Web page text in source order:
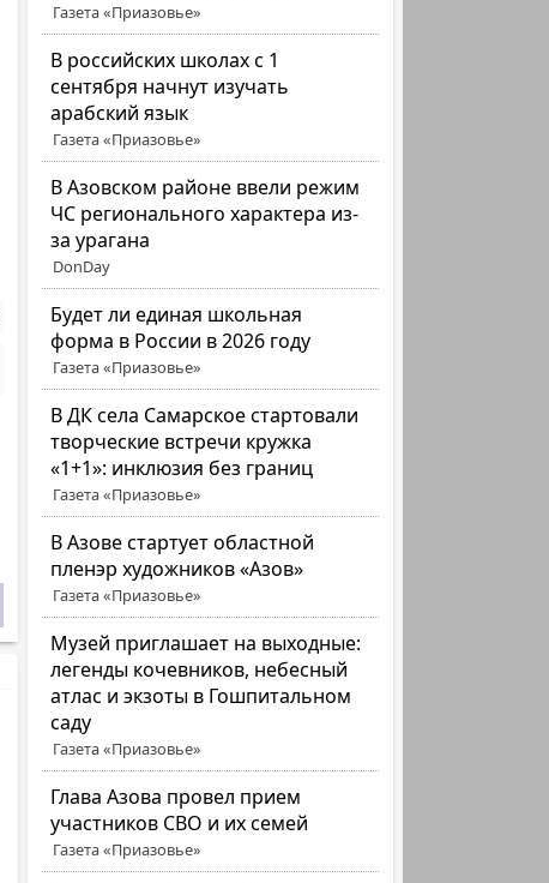
Газета «Приазовье»
В российских школах с 1
сентября начнут изучать
арабский язык
Газета «Приазовье»
В Азовском районе ввели режим
ЧС регионального характера из-
за урагана
DonDay
Будет ли единая школьная
форма в России в 2026 году
Газета «Приазовье»
В ДК села Самарское стартовали
творческие встречи кружка
«1+1»: инклюзия без границ
Газета «Приазовье»
В Азове стартует областной
пленэр художников «Азов»
Газета «Приазовье»
Музей приглашает на выходные:
легенды кочевников, небесный
атлас и экзоты в Гошпитальном
саду
Газета «Приазовье»
Глава Азова провел прием
участников СВО и их семей
Газета «Приазовье»